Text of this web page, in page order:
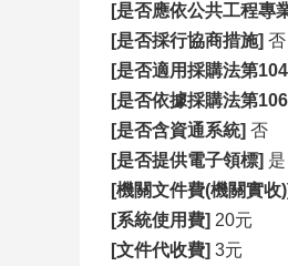
[是否應依公共工程專
[是否採行協商措施] 否
[是否適用採購法第
[是否依據採購法第
[是否含資通系統] 否
[是否提供電子領標] 是
[機關文件費(機關實收
[系統使用費] 20元
[文件代收費] 3元